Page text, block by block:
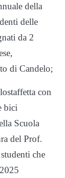
della
delle
da 2
di Candelo;
con
bici
Scuola
del Prof.
che